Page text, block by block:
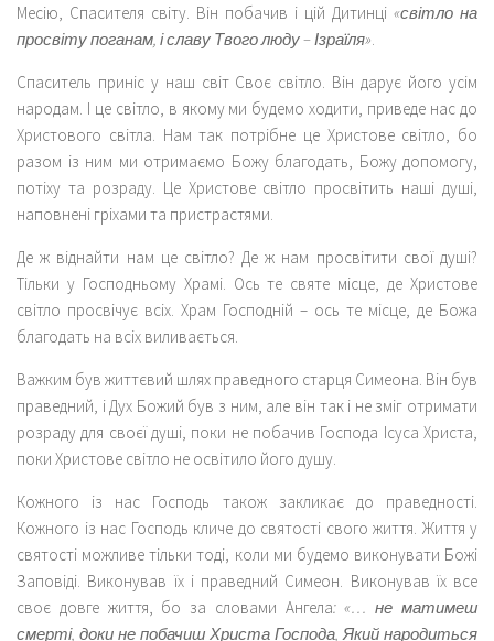
Месію, Спасителя світу. Він побачив і цій Дитинці «світло на
просвіту поганам, і славу Твого люду – Ізраїля».
Спаситель приніс у наш світ Своє світло. Він дарує його усім
народам. І це світло, в якому ми будемо ходити, приведе нас до
Христового світла. Нам так потрібне це Христове світло, бо
разом із ним ми отримаємо Божу благодать, Божу допомогу,
потіху та розраду. Це Христове світло просвітить наші душі,
наповнені гріхами та пристрастями.
Де ж віднайти нам це світло? Де ж нам просвітити свої душі?
Тільки у Господньому Храмі. Ось те святе місце, де Христове
світло просвічує всіх. Храм Господній – ось те місце, де Божа
благодать на всіх виливається.
Важким був життєвий шлях праведного старця Симеона. Він був
праведний, і Дух Божий був з ним, але він так і не зміг отримати
розраду для своєї душі, поки не побачив Господа Ісуса Христа,
поки Христове світло не освітило його душу.
Кожного із нас Господь також закликає до праведності.
Кожного із нас Господь кличе до святості свого життя. Життя у
святості можливе тільки тоді, коли ми будемо виконувати Божі
Заповіді. Виконував їх і праведний Симеон. Виконував їх все
своє довге життя, бо за словами Ангела: «… не матимеш
смерті, доки не побачиш Христа Господа, Який народиться